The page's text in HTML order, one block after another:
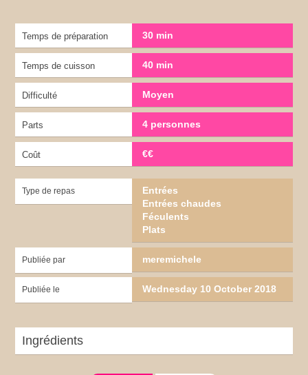
Temps de préparation 30 min
Temps de cuisson 40 min
Difficulté Moyen
Parts 4 personnes
Coût €€
Type de repas
Entrées
Entrées chaudes
Féculents
Plats
Publiée par meremichele
Publiée le Wednesday 10 October 2018
Ingrédients